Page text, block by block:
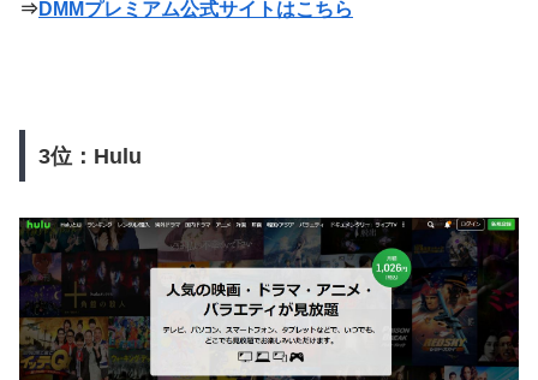
⇒ DMMプレミアム公式サイトはこちら
3位：Hulu